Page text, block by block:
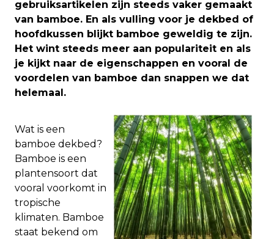
gebruiksartikelen zijn steeds vaker gemaakt
van bamboe. En als vulling voor je dekbed of
hoofdkussen blijkt bamboe geweldig te zijn.
Het wint steeds meer aan populariteit en als
je kijkt naar de eigenschappen en vooral de
voordelen van bamboe dan snappen we dat
helemaal.
Wat is een
bamboe dekbed?
Bamboe is een
plantensoort dat
vooral voorkomt in
tropische
klimaten. Bamboe
staat bekend om